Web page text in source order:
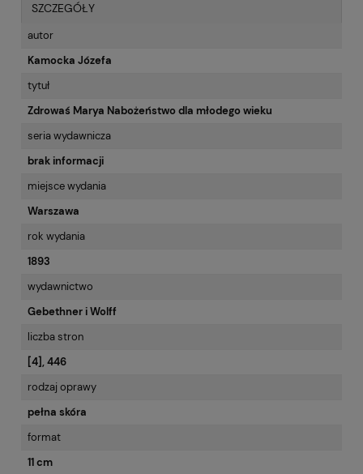
SZCZEGÓŁY
autor
Kamocka Józefa
tytuł
Zdrowaś Marya Nabożeństwo dla młodego wieku
seria wydawnicza
brak informacji
miejsce wydania
Warszawa
rok wydania
1893
wydawnictwo
Gebethner i Wolff
liczba stron
[4], 446
rodzaj oprawy
pełna skóra
format
11 cm